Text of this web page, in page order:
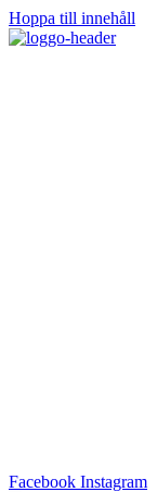
Hoppa till innehåll
Facebook Instagram